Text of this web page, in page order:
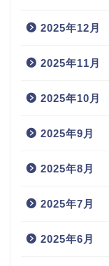
2025年12月
2025年11月
2025年10月
2025年9月
2025年8月
2025年7月
2025年6月